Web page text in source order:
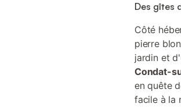
Des gîtes
Côté
pierre
jardin et
Condat-
en quête
facile à la